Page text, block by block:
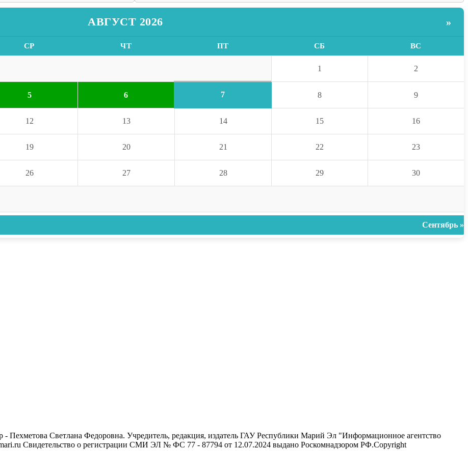
АВГУСТ 2026 »
СР ЧТ ПТ СБ ВС
1 2
5 6 7 8 9
12 13 14 15 16
19 20 21 22 23
26 27 28 29 30
Сентябрь »
Пехметова Светлана Федоровна. Учредитель, редакция, издатель ГАУ Республики Марий Эл "Информационное агентство
Свидетельство о регистрации СМИ ЭЛ № ФС 77 - 87794 от 12.07.2024 выдано Роскомнадзором РФ.Copyright